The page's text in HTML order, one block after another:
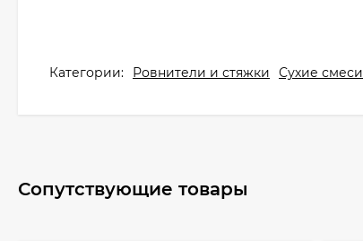
Категории: Ровнители и стяжки Сухие смеси
Сопутствующие товары